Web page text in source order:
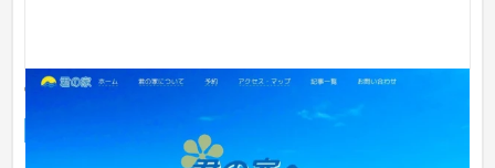
宮古島君の家 ホームページ制作
31〜50万円